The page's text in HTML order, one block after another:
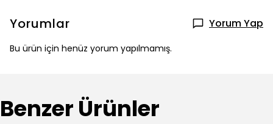
Yorumlar Yorum Yap
Bu ürün için henüz yorum yapılmamış.
Benzer Ürünler